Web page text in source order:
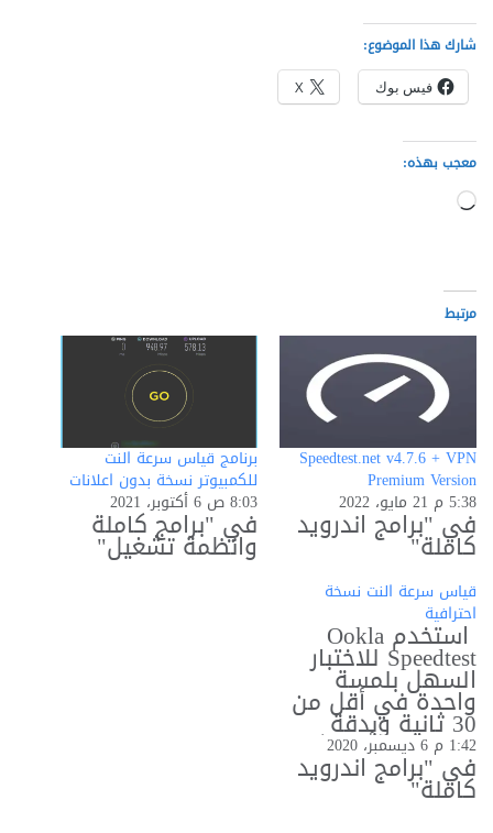
شارك هذا الموضوع:
فيس بوك X
معجب بهذه:
جاري
مرتبط
Speedtest.net v4.7.6 + VPN
Premium Version
5:38 م 21 مايو، 2022
في "برامج اندرويد
كاملة"
برنامج قياس سرعة النت
للكمبيوتر نسخة بدون اعلانات
8:03 ص 6 أكتوبر، 2021
في "برامج كاملة
وانظمة تشغيل"
قياس سرعة النت نسخة
احترافية
استخدم Ookla
Speedtest للاختبار
السهل بلمسة
واحدة في أقل من
30 ثانية وبدقة
عالية في أي مكان
بفضل شبكتنا
العالمية. تم جعل
1:42 م 6 ديسمبر، 2020
في "برامج اندرويد
كاملة"